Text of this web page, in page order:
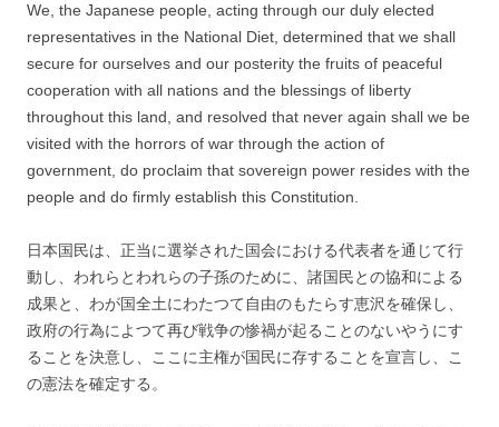
We, the Japanese people, acting through our duly elected
representatives in the National Diet, determined that we shall
secure for ourselves and our posterity the fruits of peaceful
cooperation with all nations and the blessings of liberty
throughout this land, and resolved that never again shall we be
visited with the horrors of war through the action of
government, do proclaim that sovereign power resides with the
people and do firmly establish this Constitution.
日本国民は、正当に選挙された国会における代表者を通じて行
動し、われらとわれらの子孫のために、諸国民との協和による
成果と、わが国全土にわたつて自由のもたらす恵沢を確保し、
政府の行為によつて再び戦争の惨禍が起ることのないやうにす
ることを決意し、ここに主権が国民に存することを宣言し、こ
の憲法を確定する。